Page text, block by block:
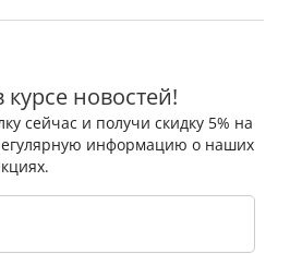
курсе новостей!
сейчас и получи скидку 5% на
информацию о наших